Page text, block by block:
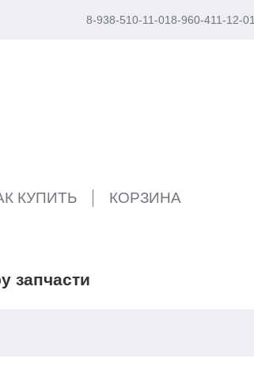
8-938-510-11-018-960-411-12-01
КУПИТЬ КОРЗИНА
запчасти